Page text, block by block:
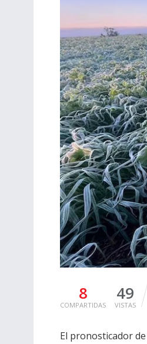
8
COMPARTIDAS
49
VISTAS
El pronosticador